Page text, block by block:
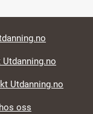
links
Utdanning.no
Utdanning.no
oss